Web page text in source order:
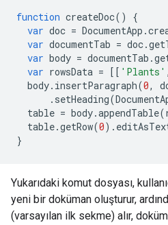
function createDoc()
{
var doc = DocumentApp .
var documentTab = doc.
var body = documentTab .
var rowsData = [[ 'Plants' ,
body. insertParagraph(0,
. setHeading(
table = body.appendTable(
table.getRow(0).
}
Yukarıdaki komut dosyası,
yeni bir doküman oluşturur,
(varsayılan ilk sekme) alır,